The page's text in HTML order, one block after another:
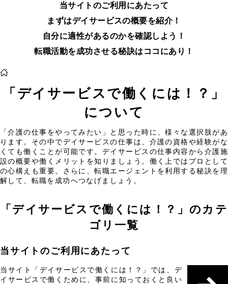
当サイトのご利用にあたって
まずはデイサービスの概要を紹介！
自分に適性があるのかを確認しよう！
転職活動を成功させる秘訣はココにあり！
「デイサービスで働くには！？」
について
「介護の仕事をやってみたい」と思った時に、様々な選択肢があ
ります。その中でデイサービスの仕事は、介護の資格や経験がな
くても働くことが可能です。デイサービスの仕事内容から介護施
設の概要や働くメリットを知りましょう。働く上ではプロとして
の心構えも重要。さらに、転職エージェントを利用する秘訣を理
解して、転職を成功へつなげましょう。
「デイサービスで働くには！？」のカテ
ゴリ一覧
当サイトのご利用にあたって
当サイト「デイサービスで働くには！？」では、デ
イサービスで働くために、事前に知っておくと良い